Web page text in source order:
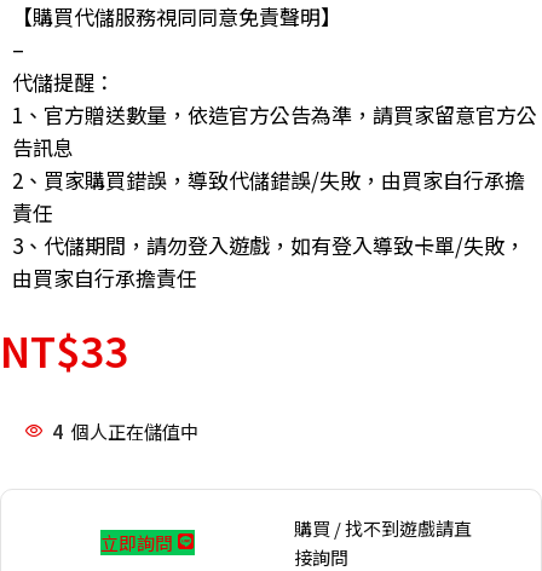
【購買代儲服務視同同意免責聲明】
–
代儲提醒：
1、官方贈送數量，依造官方公告為準，請買家留意官方公
告訊息
2、買家購買錯誤，導致代儲錯誤/失敗，由買家自行承擔
責任
3、代儲期間，請勿登入遊戲，如有登入導致卡單/失敗，
由買家自行承擔責任
NT$33
4 個人正在儲值中
立即詢問
購買 / 找不到遊戲請直
接詢問